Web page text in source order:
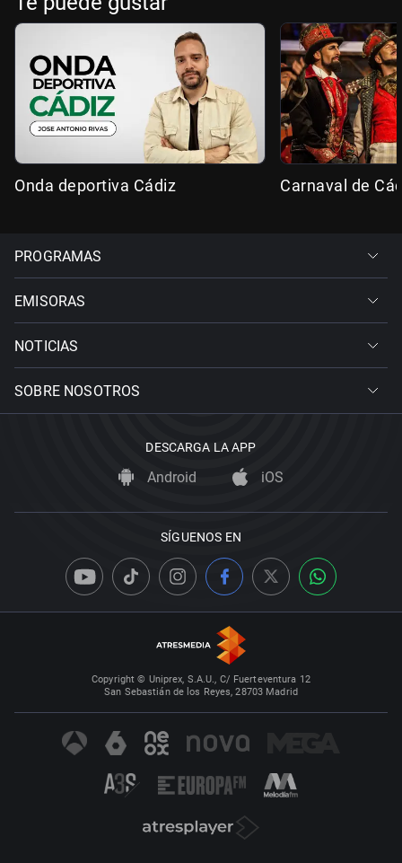
Onda deportiva Cádiz Carnaval de
PROGRAMAS
EMISORAS
NOTICIAS
SOBRE NOSOTROS
DESCARGA LA APP
Android iOS
SÍGUENOS EN
Copyright © Uniprex, S.A.U., C/ Fuerteventura 12
San Sebastián de los Reyes, 28703 Madrid